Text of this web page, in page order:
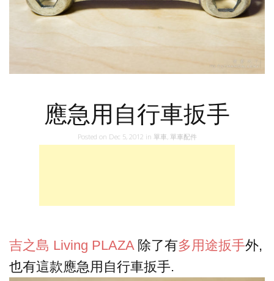
應急用自行車扳手
Posted on Dec 5, 2012 in 單車 單車配件
吉之島 Living PLAZA 除了有多用途扳手外,
也有這款應急用自行車扳手.